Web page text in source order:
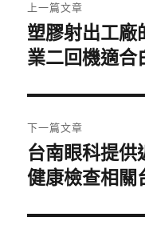
章
導
覽
上一篇文章
上
一
文
章:
塑膠射出工廠
業二回機適合
下一篇文章
下
一
文
台南眼科提供
健康檢查相關